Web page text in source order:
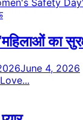
का
June 4, 2026